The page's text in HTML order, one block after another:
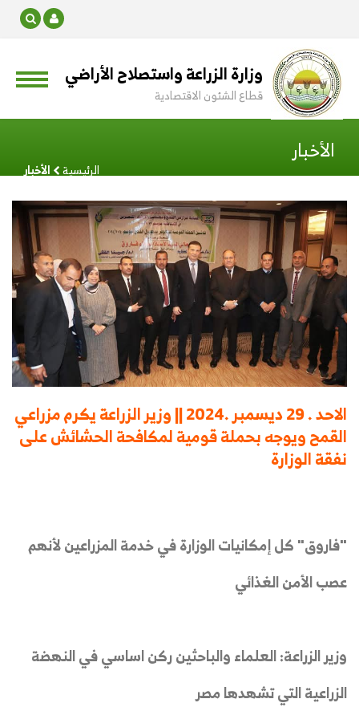
وزارة الزراعة واستصلاح الأراضي
قطاع الشئون الاقتصادية
الأخبار
الرئيسية الأخبار
الاحد . 29 ديسمبر .2024 || وزير الزراعة يكرم مزراعي
القمح ويوجه بحملة قومية لمكافحة الحشائش على
نفقة الوزارة
"فاروق" كل إمكانيات الوزارة في خدمة المزراعين لأنهم
عصب الأمن الغذائي
وزير الزراعة: العلماء والباحثين ركن اساسي في النهضة
الزراعية التي تشهدها مصر